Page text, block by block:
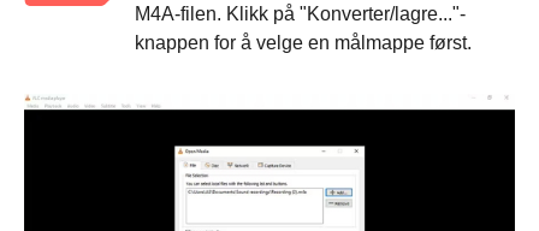
M4A-filen. Klikk på "Konverter/lagre..."-
knappen for å velge en målmappe først.